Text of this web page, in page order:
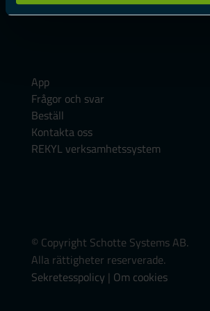
Förenkla förmånsbeskattning
App
Frågor och svar
Beställ
Kontakta oss
REKYL verksamhetssystem
© Copyright Schotte Systems AB.
Alla rättigheter reserverade.
Sekretesspolicy | Om cookies